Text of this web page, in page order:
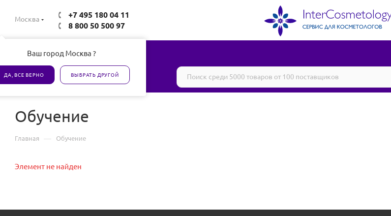
Москва
Ваш город Москва ?
ДА, ВСЕ ВЕРНО ВЫБРАТЬ ДРУГОЙ
+7 495 180 04 11
8 800 50 500 97
Все товары сертифицированы
Обучение
Главная — Обучение
Элемент не найден